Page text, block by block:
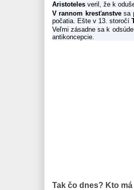
Aristoteles veril, že k
V rannom kresťanstvesa
počatia. Ešte v 13. storočí
Veľmi zásadne sa k
antikoncepcie.
Tak čo dnes? Kto